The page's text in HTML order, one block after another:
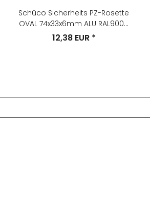
Schüco Sicherheits PZ-Rosette
OVAL 74x33x6mm ALU RAL9005
schwarz
12,38 EUR *